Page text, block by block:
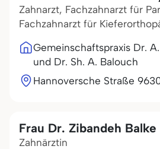
Zahnarzt, Fachzahnarzt für
Fachzahnarzt für
Gemeinschaftspraxis Dr.
und Dr. Sh. A. Balouch
Hannoversche Straße 96
Frau Dr. Zibandeh Balke
Zahnärztin